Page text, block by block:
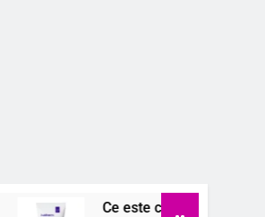
Ce este crema hidratanta pentru piele